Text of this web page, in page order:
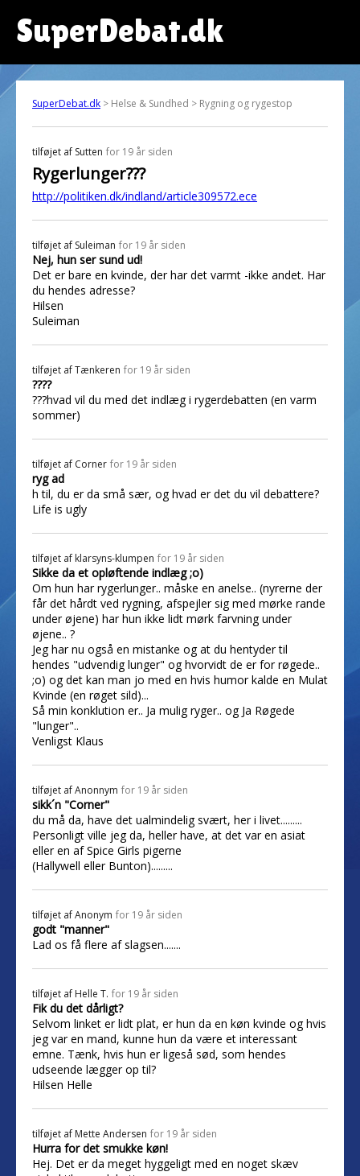
SuperDebat.dk
SuperDebat.dk > Helse & Sundhed > Rygning og rygestop
tilføjet af Sutten for 19 år siden
Rygerlunger???
http://politiken.dk/indland/article309572.ece
tilføjet af Suleiman for 19 år siden
Nej, hun ser sund ud!
Det er bare en kvinde, der har det varmt -ikke andet. Har
du hendes adresse?
Hilsen
Suleiman
tilføjet afTænkeren for 19 år siden
????
???hvad vil du med det indlæg i rygerdebatten (en varm
sommer)
tilføjet af Corner for 19 år siden
ryg ad
h til, du er da små sær, og hvad er det du vil debattere?
Life is ugly
tilføjet af klarsyns-klumpen for 19 år siden
Sikke da et opløftende indlæg ;o)
Om hun har rygerlunger.. måske en anelse.. (nyrerne der
får det hårdt ved rygning, afspejler sig med mørke rande
under øjene) har hun ikke lidt mørk farvning under
øjene.. ?
Jeg har nu også en mistanke og at du hentyder til
hendes "udvendig lunger" og hvorvidt de er for røgede..
;o) og det kan man jo med en hvis humor kalde en Mulat
Kvinde (en røget sild)...
Så min konklution er.. Ja mulig ryger.. og Ja Røgede
"lunger"..
Venligst Klaus
tilføjet afAnonnym for 19 år siden
sikk´n "Corner"
du må da, have det ualmindelig svært, her i livet.........
Personligt ville jeg da, heller have, at det var en asiat
eller en af Spice Girls pigerne
(Hallywell eller Bunton).........
tilføjet afAnonym for 19 år siden
godt "manner"
Lad os få flere af slagsen.......
tilføjet af Helle T. for 19 år siden
Fik du det dårligt?
Selvom linket er lidt plat, er hun da en køn kvinde og hvis
jeg var en mand, kunne hun da være et interessant
emne. Tænk, hvis hun er ligeså sød, som hendes
udseende lægger op til?
Hilsen Helle
tilføjet af Mette Andersen for 19 år siden
Hurra for det smukke køn!
Hej. Det er da meget hyggeligt med en noget skæv